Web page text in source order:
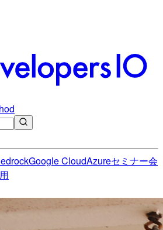
Google CloudAzureセミナー会